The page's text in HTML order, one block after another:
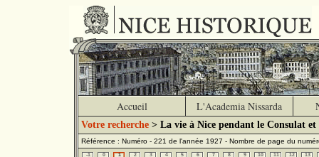
Accueil L'Academia Nissarda
Votre recherche > La vie à Nice pendant le Consulat
Référence : Numéro - 221 de l'année 1927 - Nombre de page du
-1 0 1 2 3 4 5 6 7 8 9 10 11 12 13